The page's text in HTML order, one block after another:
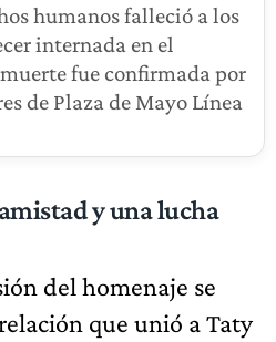
humanos falleció a los
internada en el
fue confirmada por
de Plaza de Mayo Línea
y una lucha
del homenaje se
que unió a Taty